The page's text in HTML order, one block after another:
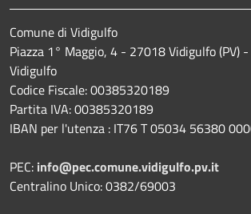
Comune di Vidigulfo
Piazza 1° Maggio, 4 - 27018 Vidigulfo (PV)
Vidigulfo
Codice Fiscale: 00385320189
Partita IVA: 00385320189
IBAN per l'utenza : IT76 T 05034 56380
PEC: info@pec.comune.vidigulfo.pv.it
Centralino Unico: 0382/69003